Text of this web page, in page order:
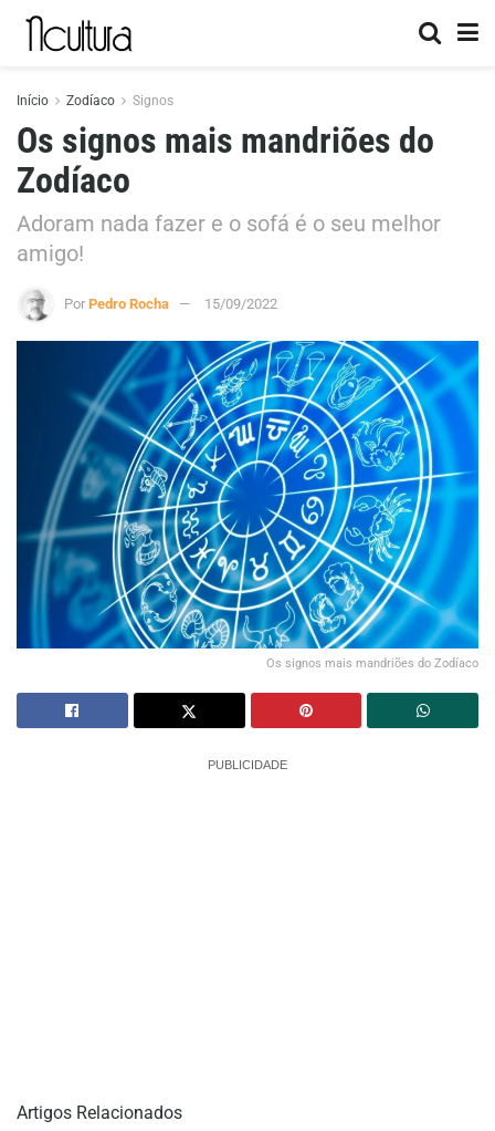
Início Zodíaco Signos
Os signos mais mandriões do
Zodíaco
Adoram nada fazer e o sofá é o seu melhor
amigo!
Por Pedro Rocha 15/09/2022
Os signos mais mandriões do Zodíaco
PUBLICIDADE
Artigos Relacionados